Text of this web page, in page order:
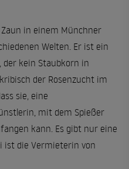
in einem Münchner
Welten. Er ist ein
der kein Staubkorn in
der Rosenzucht im
sie, eine
mit dem Spießer
kann. Es gibt nur eine
ist die Vermieterin von